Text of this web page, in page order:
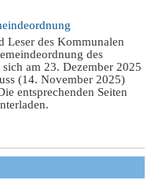
Leser des Kommunalen
des
sich am 23. Dezember 2025
(14. November 2025)
entsprechenden Seiten